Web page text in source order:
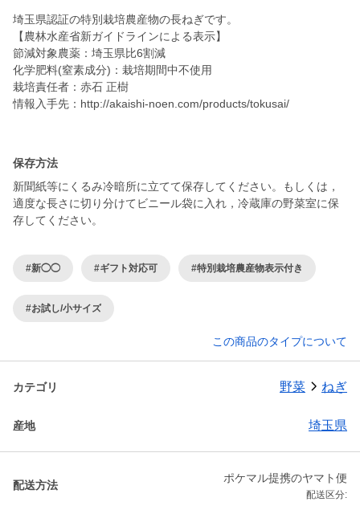
埼玉県認証の特別栽培農産物の長ねぎです。
【農林水産省新ガイドラインによる表示】
節減対象農薬：埼玉県比6割減
化学肥料(窒素成分)：栽培期間中不使用
栽培責任者：赤石 正樹
情報入手先：http://akaishi-noen.com/products/tokusai/
保存方法
新聞紙等にくるみ冷暗所に立てて保存してください。もしくは，
適度な長さに切り分けてビニール袋に入れ，冷蔵庫の野菜室に保
存してください。
#新◯◯ #ギフト対応可 #特別栽培農産物表示付き
#お試し/小サイズ
この商品のタイプについて
カテゴリ 野菜 ねぎ
産地 埼玉県
配送方法
ポケマル提携のヤマト便
配送区分: